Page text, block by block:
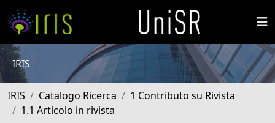
IRIS
IRIS Catalogo Ricerca
1 Contributo su Rivista
1.1 Articolo in rivista